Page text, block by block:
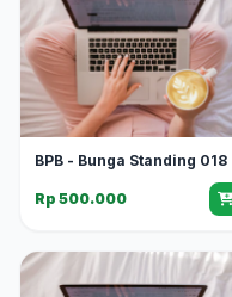
BPB - Bunga Standing 018
Rp 500.000